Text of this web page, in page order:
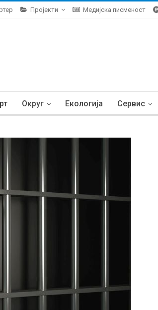
Пројекти Медијска писменост
Округ Екологија Сервис